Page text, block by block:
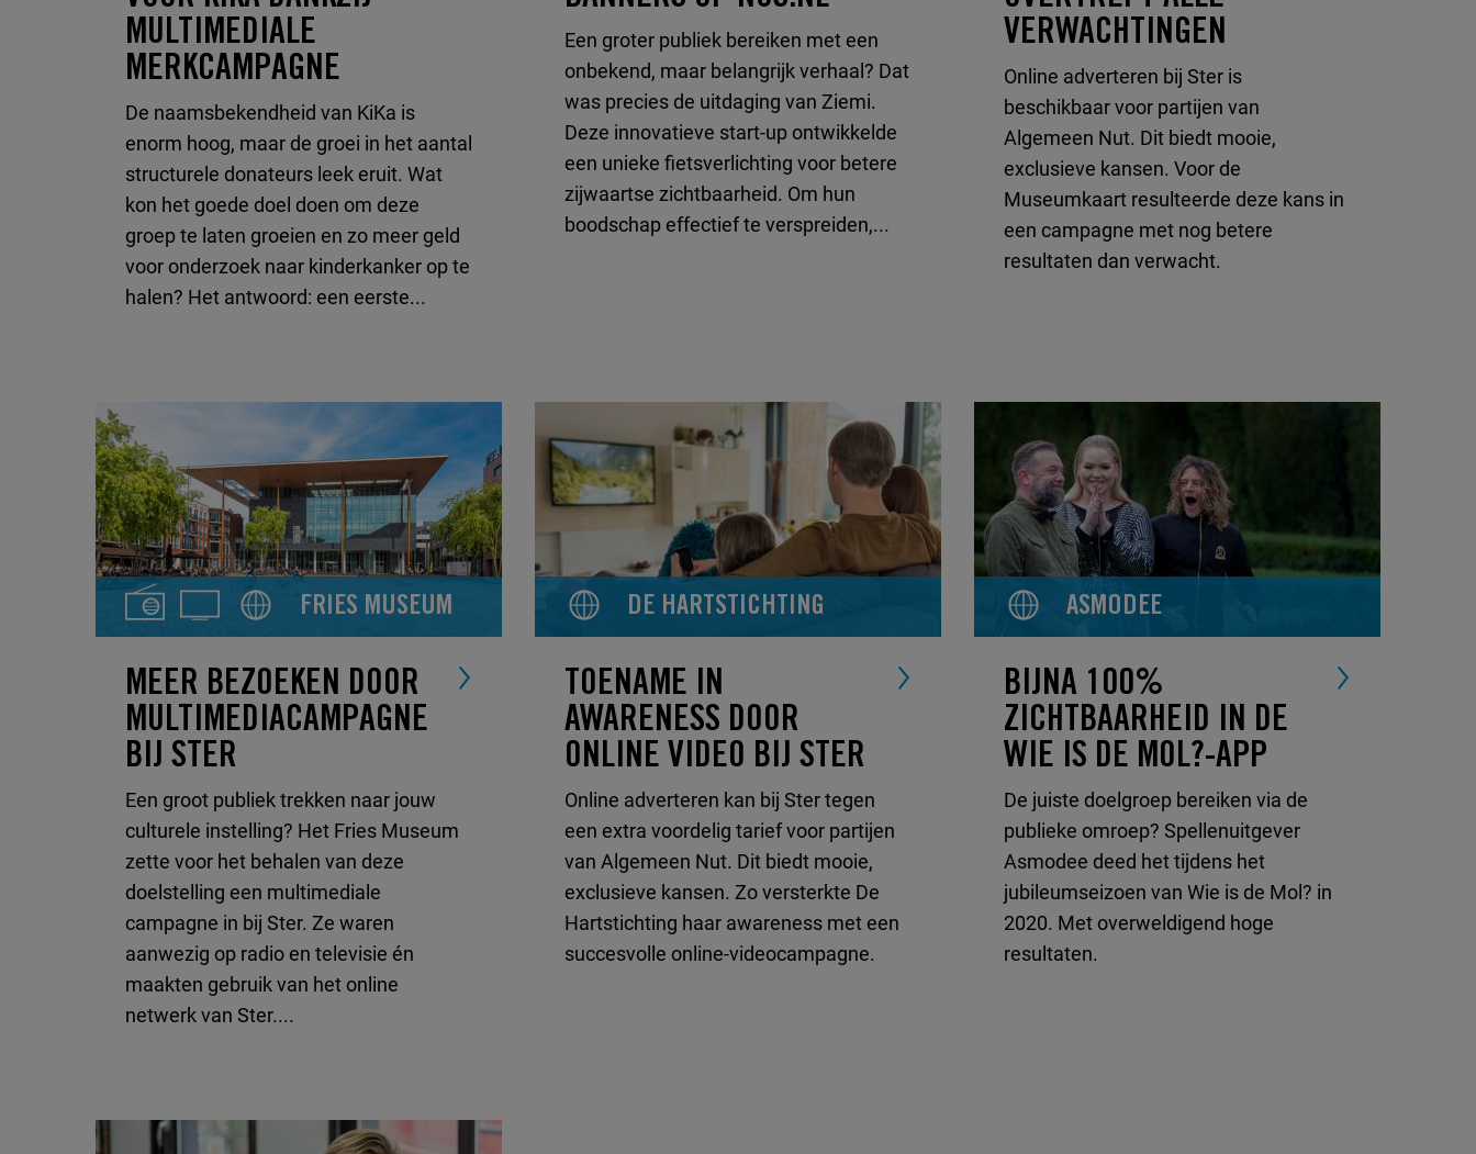
MULTIMEDIALE
MERKCAMPAGNE
De naamsbekendheid van KiKa is
enorm hoog, maar de groei in het aantal
structurele donateurs leek eruit. Wat
kon het goede doel doen om deze
groep te laten groeien en zo meer geld
voor onderzoek naar kinderkanker op te
halen? Het antwoord: een eerste...
Een groter publiek bereiken met een
onbekend, maar belangrijk verhaal? Dat
was precies de uitdaging van Ziemi.
Deze innovatieve start-up ontwikkelde
een unieke fietsverlichting voor betere
zijwaartse zichtbaarheid. Om hun
boodschap effectief te verspreiden,...
VERWACHTINGEN
Online adverteren bij Ster is
beschikbaar voor partijen van
Algemeen Nut. Dit biedt mooie,
exclusieve kansen. Voor de
Museumkaart resulteerde deze kans in
een campagne met nog betere
resultaten dan verwacht.
FRIES MUSEUM
MEER BEZOEKEN DOOR
MULTIMEDIACAMPAGNE
BIJ STER
Een groot publiek trekken naar jouw
culturele instelling? Het Fries Museum
zette voor het behalen van deze
doelstelling een multimediale
campagne in bij Ster. Ze waren
aanwezig op radio en televisie én
maakten gebruik van het online
netwerk van Ster....
DE HARTSTICHTING
TOENAME IN
AWARENESS DOOR
ONLINE VIDEO BIJ STER
Online adverteren kan bij Ster tegen
een extra voordelig tarief voor partijen
van Algemeen Nut. Dit biedt mooie,
exclusieve kansen. Zo versterkte De
Hartstichting haar awareness met een
succesvolle online-videocampagne.
ASMODEE
BIJNA 100%
ZICHTBAARHEID IN DE
WIE IS DE MOL?-APP
De juiste doelgroep bereiken via de
publieke omroep? Spellenuitgever
Asmodee deed het tijdens het
jubileumseizoen van Wie is de Mol? in
2020. Met overweldigend hoge
resultaten.